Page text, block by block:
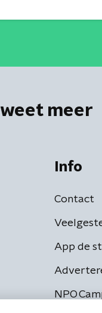
weet meer
Info
Contact
App de
NPO